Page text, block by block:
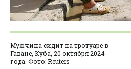
Мужчина сидит на тротуаре в
Гаване, Куба, 20 октября 2024
года. Фото: Reuters